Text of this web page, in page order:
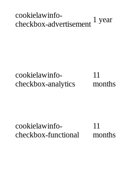
cookielawinfo-
checkbox-advertisement
1 year
cookielawinfo-
checkbox-analytics
11
months
cookielawinfo-
checkbox-functional
11
months